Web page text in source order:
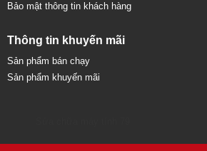
Bảo mật thông tin khách hàng
Thông tin khuyến mãi
Sản phẩm bán chạy
Sản phẩm khuyến mãi